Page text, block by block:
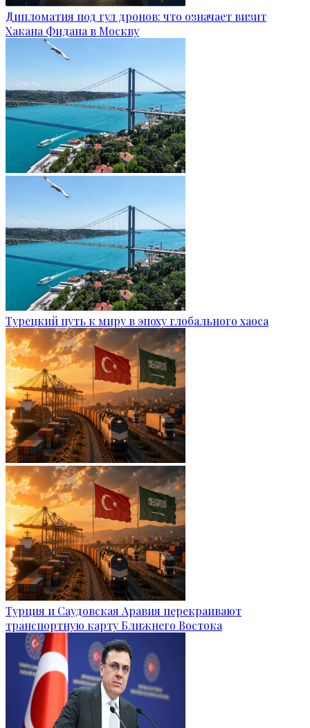
Дипломатия под гул дронов: что означает визит
Хакана Фидана в Москву
Турецкий путь к миру в эпоху глобального хаоса
Турция и Саудовская Аравия перекраивают
транспортную карту Ближнего Востока